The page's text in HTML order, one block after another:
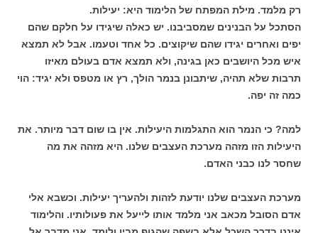
רק מלמד. מילת המפתח של הלימוד היא: יעילות.
הסתכל על הבנינים שמסביבנו. יש כאלה שיגידו על חלקם שהם
יפים ואחרים יגידו שהם שיקוצים. כל אחד וטעמו. אבל לא תמצא
איש מכל היושבים כאן בגינה, ולא תמצא אדם בעולם מאיזו
תרבות שלא תהיה, שיתבונן בנמר הולך, רץ או מטפס ולא יגיד: הוי
כמה זה יפה.
למה? כי הנמר הוא התגלמות היעילות. אין בו שום דבר מיותר. את
היעילות הזו מזהה מערכת העצבים שלנו. היא מזהה את מה
שחסר לנו כבני האדם.
מערכת העצבים שלנו יודעת לזהות ולהעריך יעילות. וכשבא אלי
אדם הסובל מכאב אני מלמד אותו לייעל את פעולותיו. והלימוד